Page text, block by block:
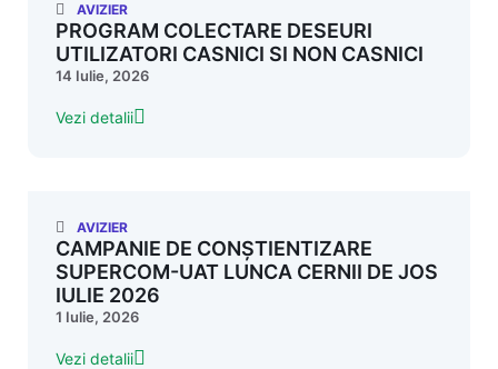
AVIZIER
PROGRAM COLECTARE DESEURI
UTILIZATORI CASNICI SI NON CASNICI
14 Iulie, 2026
Vezi detalii
AVIZIER
CAMPANIE DE CONȘTIENTIZARE
SUPERCOM-UAT LUNCA CERNII DE JOS
IULIE 2026
1 Iulie, 2026
Vezi detalii